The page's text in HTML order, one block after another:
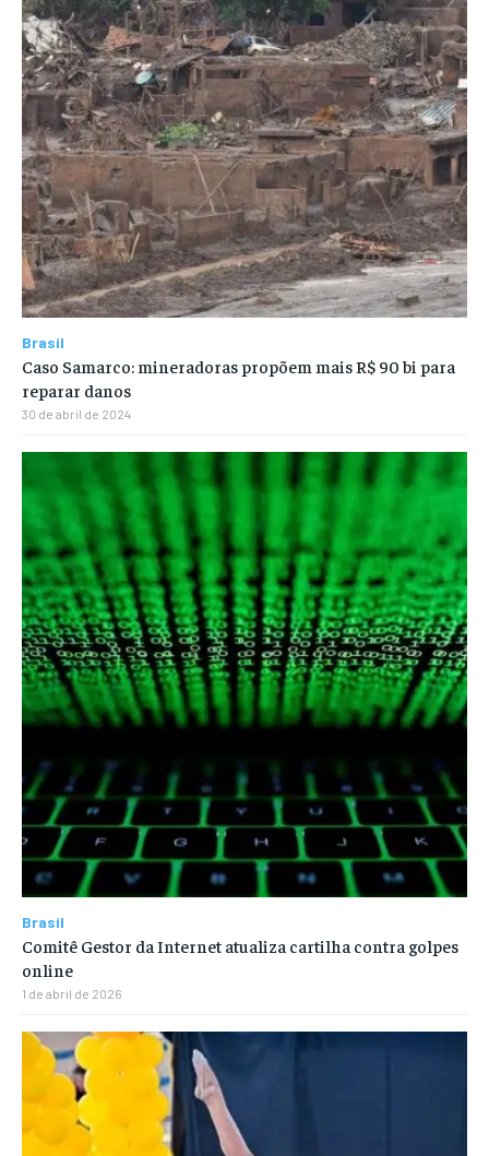
Brasil
Caso Samarco: mineradoras propõem mais R$ 90 bi para
reparar danos
30 de abril de 2024
Brasil
Comitê Gestor da Internet atualiza cartilha contra golpes
online
1 de abril de 2026